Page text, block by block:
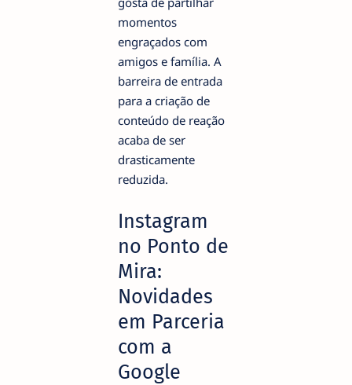
momentos
engraçados com
amigos e família. A
barreira de entrada
para a criação de
conteúdo de reação
acaba de ser
drasticamente
reduzida.
Instagram
no Ponto de
Mira:
Novidades
em Parceria
com a
Google